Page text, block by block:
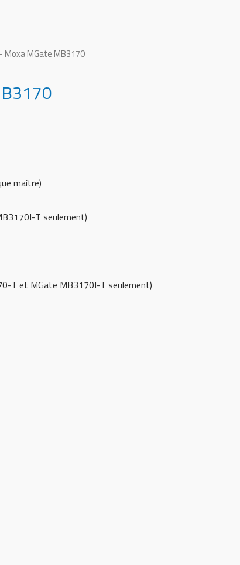
MGate MB3170
maître)
T seulement)
T et MGate MB3170I-T seulement)